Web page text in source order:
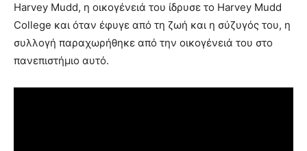
Harvey Mudd, η οικογένειά του ίδρυσε το Harvey Mudd
College και όταν έφυγε από τη ζωή και η σύζυγός του, η
συλλογή παραχωρήθηκε από την οικογένειά του στο
πανεπιστήμιο αυτό.